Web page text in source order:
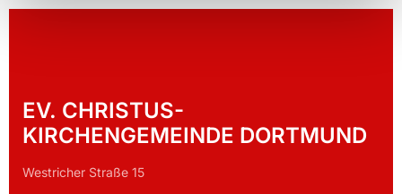
EV. CHRISTUS-
KIRCHENGEMEINDE DORTMUND
Westricher Straße 15